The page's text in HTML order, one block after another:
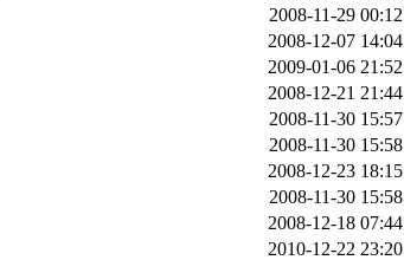
2008-11-29 00:12
2008-12-07 14:04
2009-01-06 21:52
2008-12-21 21:44
2008-11-30 15:57
2008-11-30 15:58
2008-12-23 18:15
2008-11-30 15:58
2008-12-18 07:44
2010-12-22 23:20